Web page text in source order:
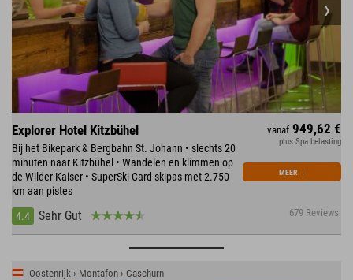
Explorer Hotel Kitzbühel
Bij het Bikepark & Bergbahn St. Johann • slechts 20
minuten naar Kitzbühel • Wandelen en klimmen op
de Wilder Kaiser • SuperSki Card skipas met 2.750
km aan pistes
4.4
Sehr Gut 679 Reviews
vanaf 949,62 €
plus Spa belasting
MEER ↓
Oostenrijk › Montafon › Gaschurn